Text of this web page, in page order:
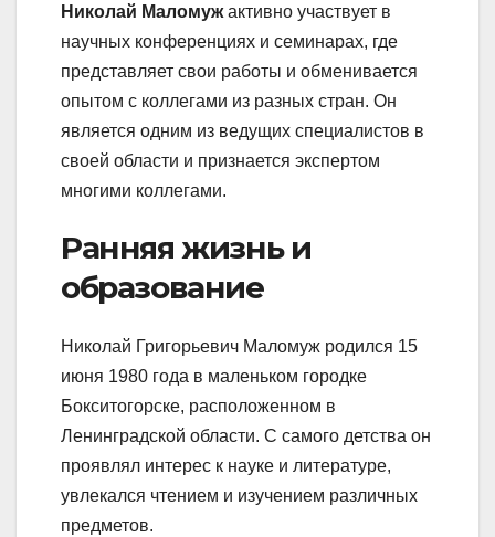
Николай Маломужактивно участвует в
научных конференциях и семинарах, где
представляет свои работы и обменивается
опытом с коллегами из разных стран. Он
является одним из ведущих специалистов в
своей области и признается экспертом
многими коллегами.
Ранняя жизнь и
образование
Николай Григорьевич Маломуж родился 15
июня 1980 года в маленьком городке
Бокситогорске, расположенном в
Ленинградской области. С самого детства он
проявлял интерес к науке и литературе,
увлекался чтением и изучением различных
предметов.